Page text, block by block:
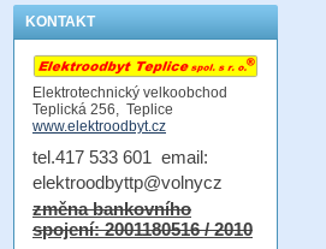
KONTAKT
Elektrotechnický velkoobchod
Teplická 256, Teplice
www.elektroodbyt.cz
tel.417 533 601 email:
elektroodbyttp@volnycz
změna bankovního
spojení: 2001180516 / 2010